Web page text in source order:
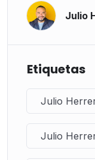
Julio
Etiquetas
Julio
Julio